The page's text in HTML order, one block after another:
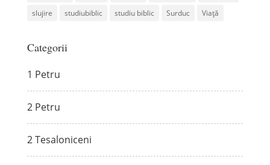
slujire
studiubiblic studiu biblic Surduc Viață
Categorii
1 Petru
2 Petru
2 Tesaloniceni